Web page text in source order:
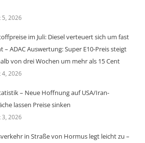
5, 2026
im Juli: Diesel verteuert sich um fast
– ADAC Auswertung: Super E10-Preis steigt
von drei Wochen um mehr als 15 Cent
4, 2026
– Neue Hoffnung auf USA/Iran-
lassen Preise sinken
3, 2026
in Straße von Hormus legt leicht zu –